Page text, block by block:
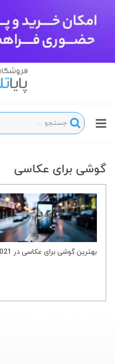
گوشی برای عکاسی
بهترین گوشی برای عکاسی در 2021